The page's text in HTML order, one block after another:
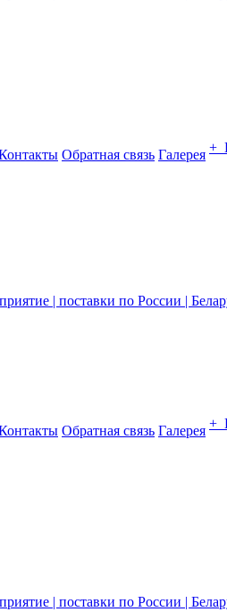
Обратная связь Галерея +
Обратная связь Галерея +